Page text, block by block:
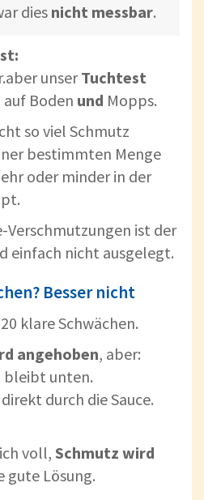
diesnicht messbar.
unserTuchtest
auf Boden und Mopps.
so viel Schmutz
bestimmten Menge
oder minder in der
Verschmutzungen ist der
einfach nicht ausgelegt.
Besser nicht
klare Schwächen.
angehoben, aber:
bleibt unten.
durch die Sauce.
voll, Schmutz wird
gute Lösung.